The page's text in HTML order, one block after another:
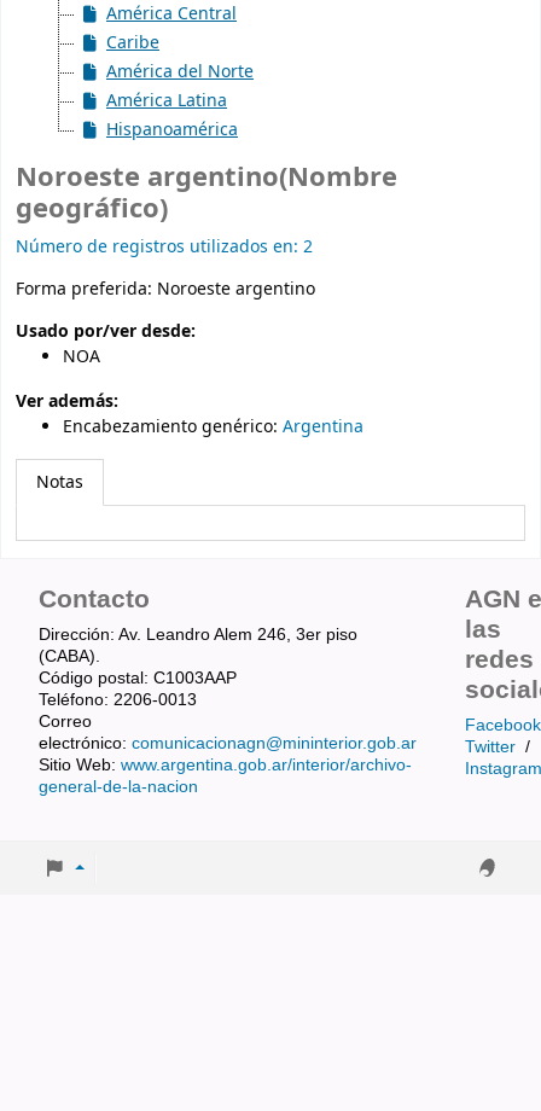
América Central
Caribe
América del Norte
América Latina
Hispanoamérica
Noroeste argentino(Nombre
geográfico)
Número de registros utilizados en: 2
Forma preferida: Noroeste argentino
Usado por/ver desde:
NOA
Ver además:
Encabezamiento genérico: Argentina
Notas
Contacto
Dirección: Av. Leandro Alem 246, 3er piso
(CABA).
Código postal: C1003AAP
Teléfono: 2206-0013
Correo
electrónico: comunicacionagn@mininterior.gob.ar
Sitio Web: www.argentina.gob.ar/interior/archivo-
general-de-la-nacion
AGN
las
redes
Facebook
Twitter /
Instagram